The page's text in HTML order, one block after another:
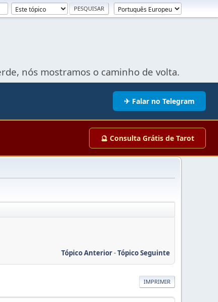
nós mostramos o caminho de volta.
✈ Falar no Telegram
🔮 Consulta Grátis de Tarot
Tópico Anterior-Tópico Seguinte
IMPRIMIR